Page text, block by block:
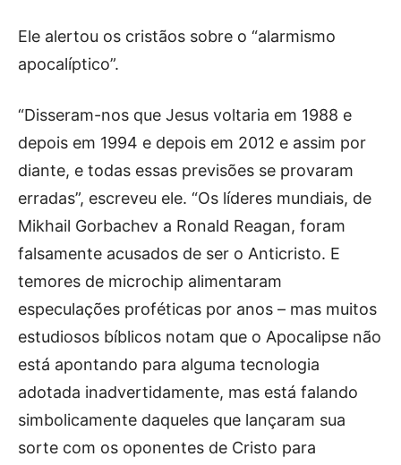
Ele alertou os cristãos sobre o “alarmismo
apocalíptico”.
“Disseram-nos que Jesus voltaria em 1988 e
depois em 1994 e depois em 2012 e assim por
diante, e todas essas previsões se provaram
erradas”, escreveu ele. “Os líderes mundiais, de
Mikhail Gorbachev a Ronald Reagan, foram
falsamente acusados ​​de ser o Anticristo. E
temores de microchip alimentaram
especulações proféticas por anos – mas muitos
estudiosos bíblicos notam que o Apocalipse não
está apontando para alguma tecnologia
adotada inadvertidamente, mas está falando
simbolicamente daqueles que lançaram sua
sorte com os oponentes de Cristo para